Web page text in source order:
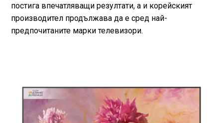
постига впечатляващи резултати, а и корейският
производител продължава да е сред най-
предпочитаните марки телевизори.